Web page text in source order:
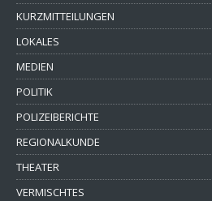
KURZMITTEILUNGEN
LOKALES
MEDIEN
POLITIK
POLIZEIBERICHTE
REGIONALKUNDE
THEATER
VERMISCHTES